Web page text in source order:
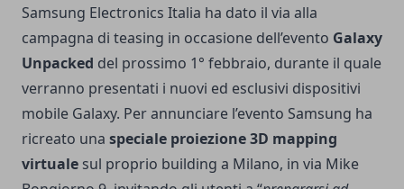
Samsung Electronics Italia ha dato il via alla
campagna di teasing in occasione dell’evento Galaxy
Unpacked del prossimo 1° febbraio, durante il quale
verranno presentati i nuovi ed esclusivi dispositivi
mobile Galaxy. Per annunciare l’evento Samsung ha
ricreato una speciale proiezione 3D mapping
virtuale sul proprio building a Milano, in via Mike